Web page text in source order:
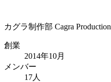
カグラ制作部 Cagra Production
創業
2014年10月
メンバー
17人